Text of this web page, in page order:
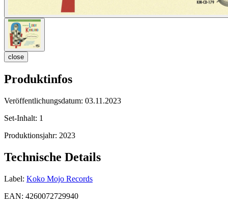
close
Produktinfos
Veröffentlichungsdatum: 03.11.2023
Set-Inhalt: 1
Produktionsjahr: 2023
Technische Details
Label: Koko Mojo Records
EAN: 4260072729940